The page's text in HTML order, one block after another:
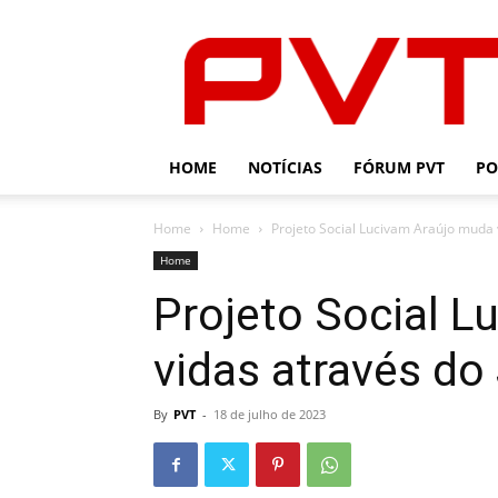
HOME NOTÍCIAS FÓRUM PVT
Home Home Projeto Social Lucivam Araújo muda
Home
Projeto Social
vidas através
By PVT - 18 de julho de 2023